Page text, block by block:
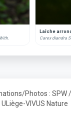
Laîche
Carex diandra
Photos : SPW
VIVUS Nature